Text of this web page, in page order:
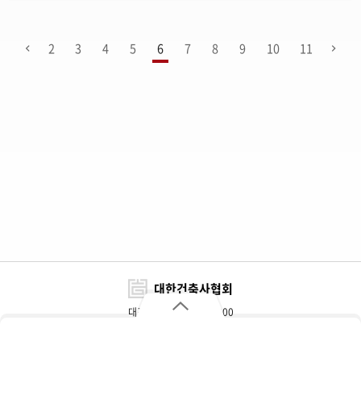
2 3 4 5 6 7 8 9 10 11
대한건축사협회
대표전화 : 02-3415-6800